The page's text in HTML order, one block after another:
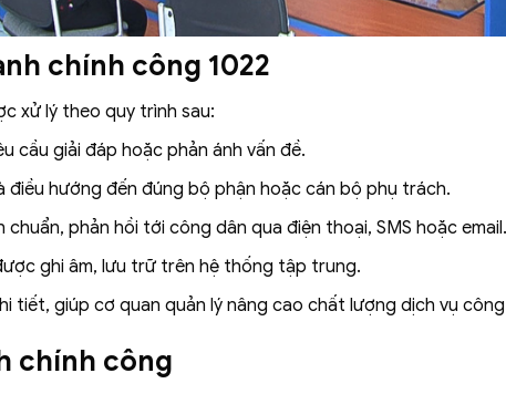
chính công 1022
xử lý theo quy trình sau:
cầu giải đáp hoặc phản ánh vấn đề.
điều hướng đến đúng bộ phận hoặc cán bộ phụ trách.
phản hồi tới công dân qua điện thoại, SMS hoặc email.
ghi âm, lưu trữ trên hệ thống tập trung.
tiết, giúp cơ quan quản lý nâng cao chất lượng dịch vụ
chính công